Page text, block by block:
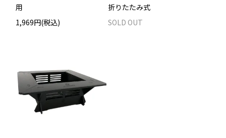
用
1,969円(税込)
折りたたみ式
SOLD OUT